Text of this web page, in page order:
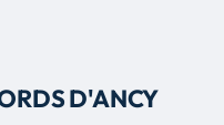
D'ANCY